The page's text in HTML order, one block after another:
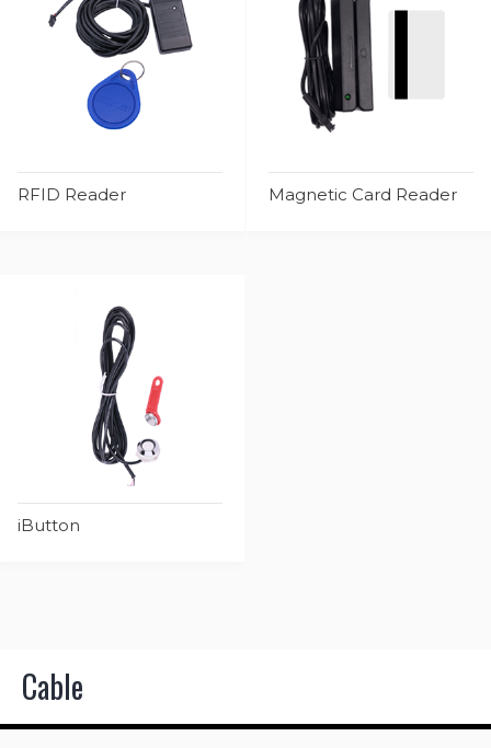
RFID Reader Magnetic Card Reader
iButton
Cable